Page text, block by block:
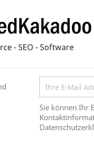
- SEO - Software
Sie können Ihr